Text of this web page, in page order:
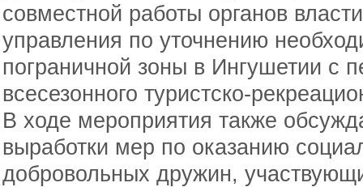
совместной работы органов
управления по уточнению
пограничной зоны в Ингушетии с
всесезонного туристско-
В ходе мероприятия также
выработки мер по оказанию
добровольных дружин,